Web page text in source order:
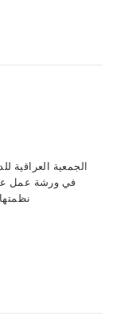
الجمعية
في ورشة عمل